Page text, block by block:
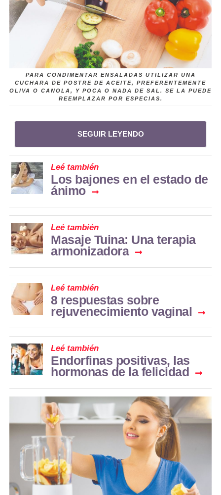
PARA CONDIMENTAR ENSALADAS UTILIZAR UNA
CUCHARA DE POSTRE DE ACEITE, PREFERENTEMENTE
OLIVA O CANOLA, Y POCA O NADA DE SAL. SE LA PUEDE
REEMPLAZAR POR ESPECIAS.
SEGUIR LEYENDO
Leé también
Los bajones en el estado de
ánimo
Leé también
Masaje Tuina: Una terapia
armonizadora
Leé también
8 respuestas sobre
rejuvenecimiento vaginal
Leé también
Endorfinas positivas, las
hormonas de la felicidad